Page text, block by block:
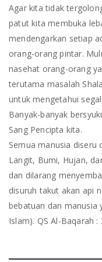
Agar kita tidak
patut kita membuka
mendengarkan setiap
orang-orang pintar.
nasehat orang-orang
terutama masalah
untuk mengetahui
Banyak-banyak
Sang Pencipta kita.
Semua manusia diseru
Langit, Bumi, Hujan,
dan dilarang
disuruh takut akan api
bebatuan dan manusia
Islam). QS Al-Baqarah :